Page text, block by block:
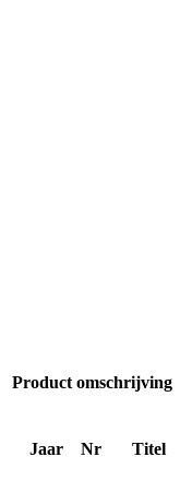
Product omschrijving
Jaar Nr Titel